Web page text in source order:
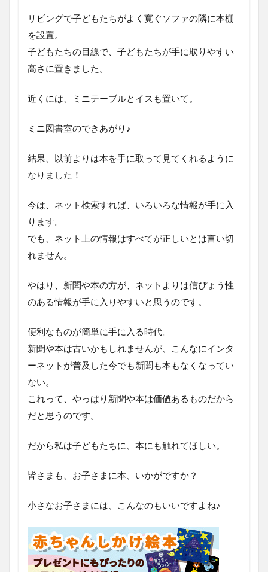
リビングで子どもたちがよく寛ぐソファの隣に本棚
を設置。
子どもたちの目線で、子どもたちが手に取りやすい
高さに置きました。
近くには、ミニテーブルとイスも置いて。
ミニ図書室のできあがり♪
結果、以前よりは本を手に取って見てくれるように
なりました！
今は、ネット検索すれば、いろいろな情報が手に入
ります。
でも、ネット上の情報はすべてが正しいとは言い切
れません。
やはり、新聞や本の方が、ネットよりは信ぴょう性
のある情報が手に入りやすいと思うのです。
便利なものが簡単に手に入る時代。
新聞や本は古いかもしれませんが、こんなにインタ
ーネットが普及した今でも新聞も本もなくなってい
ない。
これって、やっぱり新聞や本は価値あるものだから
だと思うのです。
だから私は子どもたちに、本にも触れてほしい。
皆さまも、お子さまに本、いかがですか？
小さなお子さまには、こんなのもいいですよね♪